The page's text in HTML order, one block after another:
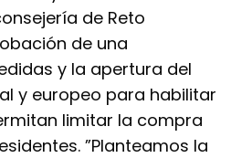
de Reto
de una
y la apertura del
y europeo para habilitar
limitar la compra
”Planteamos la